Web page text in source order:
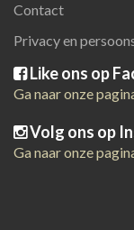
Contact
Privacy en
Like ons op
Ga naar onze
Volg ons op
Ga naar onze